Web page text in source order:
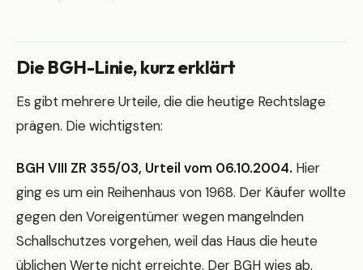
Die BGH-Linie, kurz erklärt
Es gibt mehrere Urteile, die die heutige Rechtslage
prägen. Die wichtigsten:
BGH VIII ZR 355/03, Urteil vom 06.10.2004. Hier
ging es um ein Reihenhaus von 1968. Der Käufer wollte
gegen den Voreigentümer wegen mangelnden
Schallschutzes vorgehen, weil das Haus die heute
üblichen Werte nicht erreichte. Der BGH wies ab.